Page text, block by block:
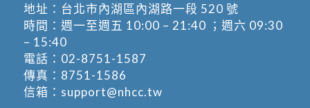
地址： 台北市內湖區內湖路一段 520 號
時間：週一至週五 10:00 – 21:40 ；週六 09:30
– 15:40
電話： 02-8751-1587
傳真：8751-1586
信箱： support@nhcc.tw